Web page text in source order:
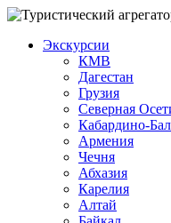
Экскурсии
КМВ
Дагестан
Грузия
Северная
Кабардино-
Армения
Чечня
Абхазия
Карелия
Алтай